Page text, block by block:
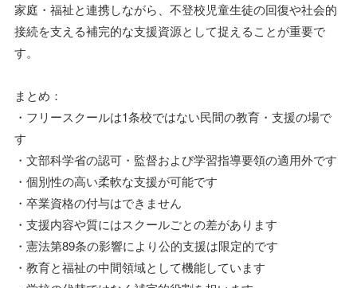
家庭・福祉と連携しながら、不登校児童生徒の回復や社会的
接続を支える補完的な支援資源として捉えることが重要で
す。
まとめ：
・フリースクールは1条校ではない民間の教育・支援の場で
す
・文部科学省の認可・監督および学習指導要領の適用外です
・個別性の高い柔軟な支援が可能です
・卒業資格の付与はできません
・支援内容や質にはスクールごとの差があります
・憲法第89条の影響により公的支援は限定的です
・教育と福祉の中間領域として機能しています